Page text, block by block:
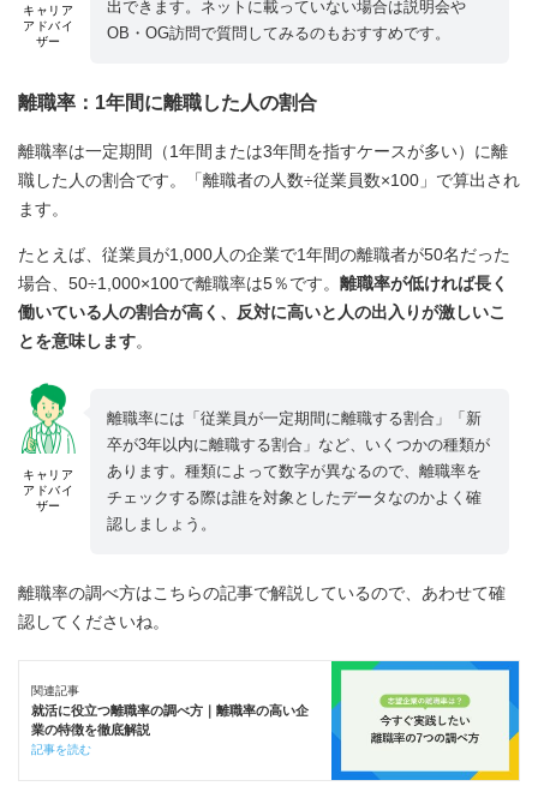
キャリア
アドバイ
ザー
出できます。ネットに載っていない場合は説明会や
OB・OG訪問で質問してみるのもおすすめです。
離職率：1年間に離職した人の割合
離職率は一定期間（1年間または3年間を指すケースが多い）に離
職した人の割合です。「離職者の人数÷従業員数×100」で算出され
ます。
たとえば、従業員が1,000人の企業で1年間の離職者が50名だった
場合、50÷1,000×100で離職率は5％です。 離職率が低ければ長く
働いている人の割合が高く、反対に高いと人の出入りが激しいこ
とを意味します。
キャリア
アドバイ
ザー
離職率には「従業員が一定期間に離職する割合」「新
卒が3年以内に離職する割合」など、いくつかの種類が
あります。種類によって数字が異なるので、離職率を
チェックする際は誰を対象としたデータなのかよく確
認しましょう。
離職率の調べ方はこちらの記事で解説しているので、あわせて確
認してくださいね。
関連記事
就活に役立つ離職率の調べ方｜離職率の高い企
業の特徴を徹底解説
記事を読む